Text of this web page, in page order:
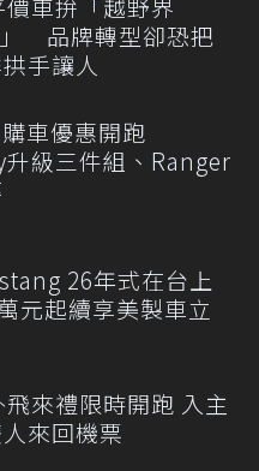
車拚「越野界
品牌轉型卻恐把
手讓人
車優惠開跑
級三件組、Ranger
26年式在台上
元起續享美製車立
來禮限時開跑 入主
來回機票